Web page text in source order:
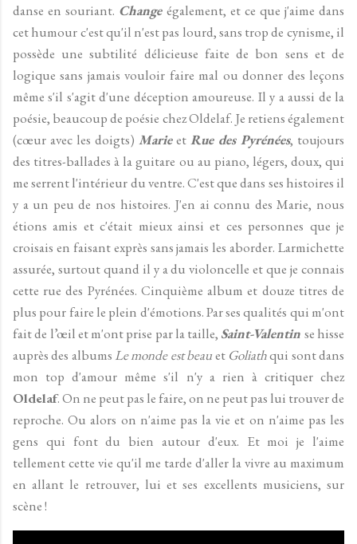
danse en souriant. Change également, et ce que j'aime dans
cet humour c'est qu'il n'est pas lourd, sans trop de cynisme, il
possède une subtilité délicieuse faite de bon sens et de
logique sans jamais vouloir faire mal ou donner des leçons
même s'il s'agit d'une déception amoureuse. Il y a aussi de la
poésie, beaucoup de poésie chez Oldelaf. Je retiens également
(cœur avec les doigts) MarieetRue des Pyrénées, toujours
des titres-ballades à la guitare ou au piano, légers, doux, qui
me serrent l'intérieur du ventre. C'est que dans ses histoires il
y a un peu de nos histoires. J'en ai connu des Marie, nous
étions amis et c'était mieux ainsi et ces personnes que je
croisais en faisant exprès sans jamais les aborder. Larmichette
assurée, surtout quand il y a du violoncelle et que je connais
cette rue des Pyrénées. Cinquième album et douze titres de
plus pour faire le plein d'émotions. Par ses qualités qui m'ont
fait de l’œil et m'ont prise par la taille, Saint-Valentin se hisse
auprès des albums Le monde est beauet Goliathqui sont dans
mon top d'amour même s'il n'y a rien à critiquer chez
Oldelaf. On ne peut pas le faire, on ne peut pas lui trouver de
reproche. Ou alors on n'aime pas la vie et on n'aime pas les
gens qui font du bien autour d'eux. Et moi je l'aime
tellement cette vie qu'il me tarde d'aller la vivre au maximum
en allant le retrouver, lui et ses excellents musiciens, sur
scène !